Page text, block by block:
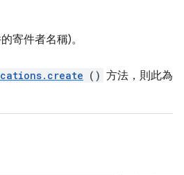
寄件者名稱)。
() 方法，則此為